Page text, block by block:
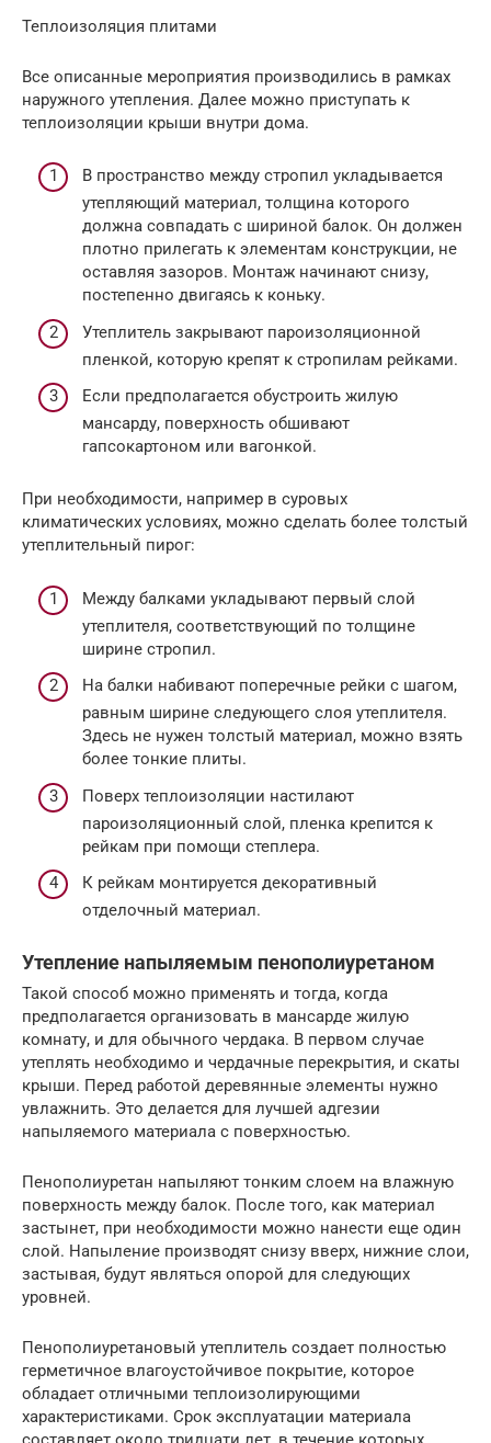
Теплоизоляция плитами
Все описанные мероприятия производились в рамках
наружного утепления. Далее можно приступать к
теплоизоляции крыши внутри дома.
В пространство между стропил укладывается
утепляющий материал, толщина которого
должна совпадать с шириной балок. Он должен
плотно прилегать к элементам конструкции, не
оставляя зазоров. Монтаж начинают снизу,
постепенно двигаясь к коньку.
Утеплитель закрывают пароизоляционной
пленкой, которую крепят к стропилам рейками.
Если предполагается обустроить жилую
мансарду, поверхность обшивают
гапсокартоном или вагонкой.
При необходимости, например в суровых
климатических условиях, можно сделать более толстый
утеплительный пирог:
Между балками укладывают первый слой
утеплителя, соответствующий по толщине
ширине стропил.
На балки набивают поперечные рейки с шагом,
равным ширине следующего слоя утеплителя.
Здесь не нужен толстый материал, можно взять
более тонкие плиты.
Поверх теплоизоляции настилают
пароизоляционный слой, пленка крепится к
рейкам при помощи степлера.
К рейкам монтируется декоративный
отделочный материал.
Утепление напыляемым пенополиуретаном
Такой способ можно применять и тогда, когда
предполагается организовать в мансарде жилую
комнату, и для обычного чердака. В первом случае
утеплять необходимо и чердачные перекрытия, и скаты
крыши. Перед работой деревянные элементы нужно
увлажнить. Это делается для лучшей адгезии
напыляемого материала с поверхностью.
Пенополиуретан напыляют тонким слоем на влажную
поверхность между балок. После того, как материал
застынет, при необходимости можно нанести еще один
слой. Напыление производят снизу вверх, нижние слои,
застывая, будут являться опорой для следующих
уровней.
Пенополиуретановый утеплитель создает полностью
герметичное влагоустойчивое покрытие, которое
обладает отличными теплоизолирующими
характеристиками. Срок эксплуатации материала